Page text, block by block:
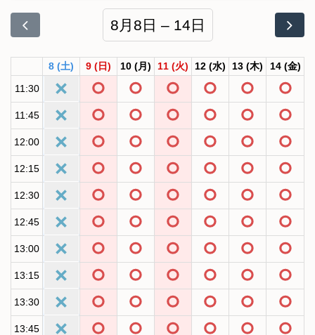
8月8日 – 14日
8 (土) 9 (日) 10 (月) 11 (火) 12 (水) 13 (木) 14 (金)
11:30
11:45
12:00
12:15
12:30
12:45
13:00
13:15
13:30
13:45